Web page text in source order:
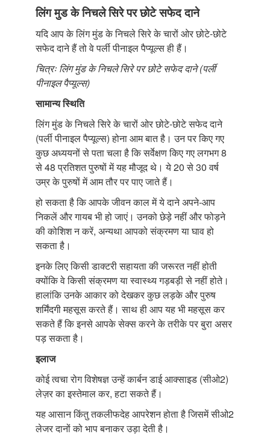
लिंग मुड के निचले सिरे पर छोटे सफेद दाने
यदि आप के लिंग मुंड के निचले सिरे के चारों ओर छोटे-छोटे
सफेद दाने हैं तो वे पर्ली पीनाइल पैप्यूल्स ही हैं।
चित्रः लिंग मुंड के निचले सिरे पर छोटे सफेद दाने (पर्ली
पीनाइल पैप्यूल्स)
सामान्य स्थिति
लिंग मुंड के निचले सिरे के चारों ओर छोटे-छोटे सफेद दाने
(पर्ली पीनाइल पैप्यूल्स) होना आम बात है। उन पर किए गए
कुछ अध्ययनों से पता चला है कि सर्वेक्षण किए गए लगभग 8
से 48 प्रतिशत पुरुषों में यह मौजूद थे। ये 20 से 30 वर्ष
उम्र के पुरुषों में आम तौर पर पाए जाते हैं।
हो सकता है कि आपके जीवन काल में ये दाने अपने-आप
निकलें और गायब भी हो जाएं। उनको छेड़े नहीं और फोड़ने
की कोशिश न करें, अन्यथा आपको संक्रमण या घाव हो
सकता है।
इनके लिए किसी डाक्टरी सहायता की जरूरत नहीं होती
क्योंकि वे किसी संक्रमण या स्वास्थ्य गड़बड़ी से नहीं होते।
हालांकि उनके आकार को देखकर कुछ लड़के और पुरुष
शर्मिंदगी महसूस करते हैं। साथ ही आप यह भी महसूस कर
सकते हैं कि इनसे आपके सेक्स करने के तरीके पर बुरा असर
पड़ सकता है।
इलाज
कोई त्वचा रोग विशेषज्ञ उन्हें कार्बन डाई आक्साइड (सीओ2)
लेज़र का इस्तेमाल कर, हटा सकते हैं।
यह आसान किंतु तकलीफदेह आपरेशन होता है जिसमें सीओ2
लेजर दानों को भाप बनाकर उड़ा देती है।